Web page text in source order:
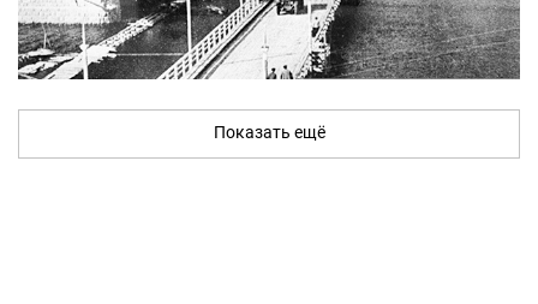
Показать ещё